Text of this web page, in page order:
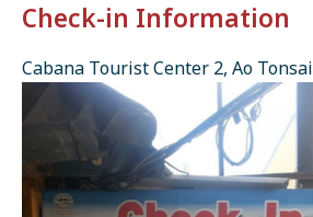
Check-in Information
Cabana Tourist Center 2, Ao Tonsai